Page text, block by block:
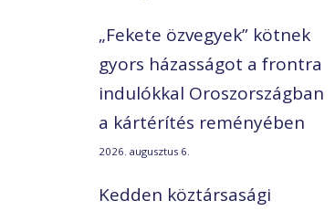
„Fekete özvegyek” kötnek
gyors házasságot a frontra
indulókkal Oroszországban
a kártérítés reményében
2026. augusztus 6.
Kedden köztársasági